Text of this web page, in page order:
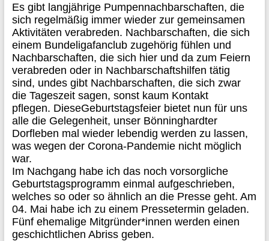
Es gibt langjährige Pumpennachbarschaften, die
sich regelmäßig immer wieder zur gemeinsamen
Aktivitäten verabreden. Nachbarschaften, die sich
einem Bundeligafanclub zugehörig fühlen und
Nachbarschaften, die sich hier und da zum Feiern
verabreden oder in Nachbarschaftshilfen tätig
sind, undes gibt Nachbarschaften, die sich zwar
die Tageszeit sagen, sonst kaum Kontakt
pflegen. DieseGeburtstagsfeier bietet nun für uns
alle die Gelegenheit, unser Bönninghardter
Dorfleben mal wieder lebendig werden zu lassen,
was wegen der Corona-Pandemie nicht möglich
war.
Im Nachgang habe ich das noch vorsorgliche
Geburtstagsprogramm einmal aufgeschrieben,
welches so oder so ähnlich an die Presse geht. Am
04. Mai habe ich zu einem Pressetermin geladen.
Fünf ehemalige Mitgründer*innen werden einen
geschichtlichen Abriss geben.